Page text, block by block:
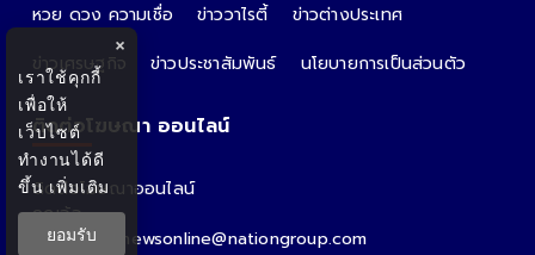
หวย ดวง ความเชื่อ
ข่าววาไรตี้
ข่าวต่างประเทศ
ข่าวเศรษฐกิจ
ข่าวประชาสัมพันธ์ นโยบายการเป็นส่วนตัว
ติดต่อโฆษณา ออนไลน์
ติดต่อโฆษณาออนไลน์
คุณอ้อ
Email : thainewsonline@nationgroup.com
×
เราใช้คุกกี้
เพื่อให้
เว็บไซต์
ทำงานได้ดี
ขึ้นเพิ่มเติม
ยอมรับ